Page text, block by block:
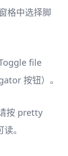
格中选择脚
file
按钮）。
按 pretty
。